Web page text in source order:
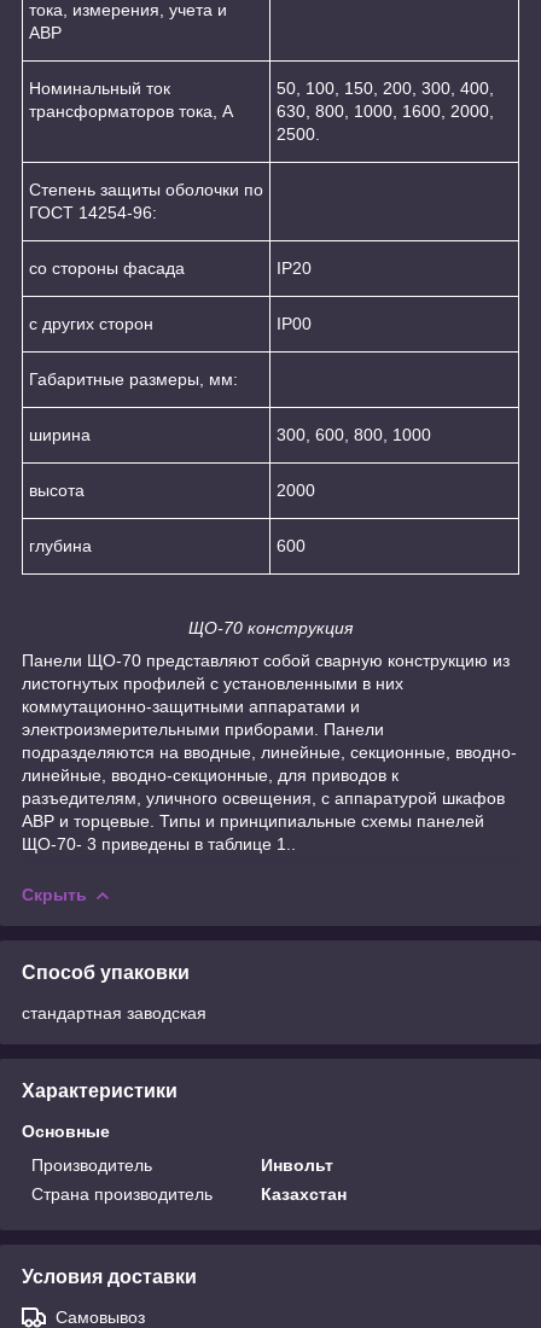
тока, измерения, учета и
АВР
Номинальный ток
трансформаторов тока, А
50, 100, 150, 200, 300, 400,
630, 800, 1000, 1600, 2000,
2500.
Степень защиты оболочки по
ГОСТ 14254-96:
со стороны фасада IP20
с других сторон IP00
Габаритные размеры, мм:
ширина 300, 600, 800, 1000
высота 2000
глубина 600
ЩО-70 конструкция
Панели ЩО-70 представляют собой сварную конструкцию из
листогнутых профилей с установленными в них
коммутационно-защитными аппаратами и
электроизмерительными приборами. Панели
подразделяются на вводные, линейные, секционные, вводно-
линейные, вводно-секционные, для приводов к
разъедителям, уличного освещения, с аппаратурой шкафов
АВР и торцевые. Типы и принципиальные схемы панелей
ЩО-70- 3 приведены в таблице 1..
Скрыть
Способ упаковки
стандартная заводская
Характеристики
Основные
Производитель
Инвольт
Страна производитель
Казахстан
Условия доставки
Самовывоз